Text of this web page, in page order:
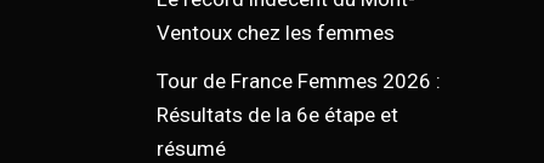
Ventoux chez les femmes
Tour de France Femmes 2026 :
Résultats de la 6e étape et
résumé